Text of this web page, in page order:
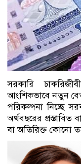
সরকারি
আংশিকভাবে নতুন
পরিকল্পনা নিচ্ছে
অর্থবছরের
বা অতিরিক্ত কোনো